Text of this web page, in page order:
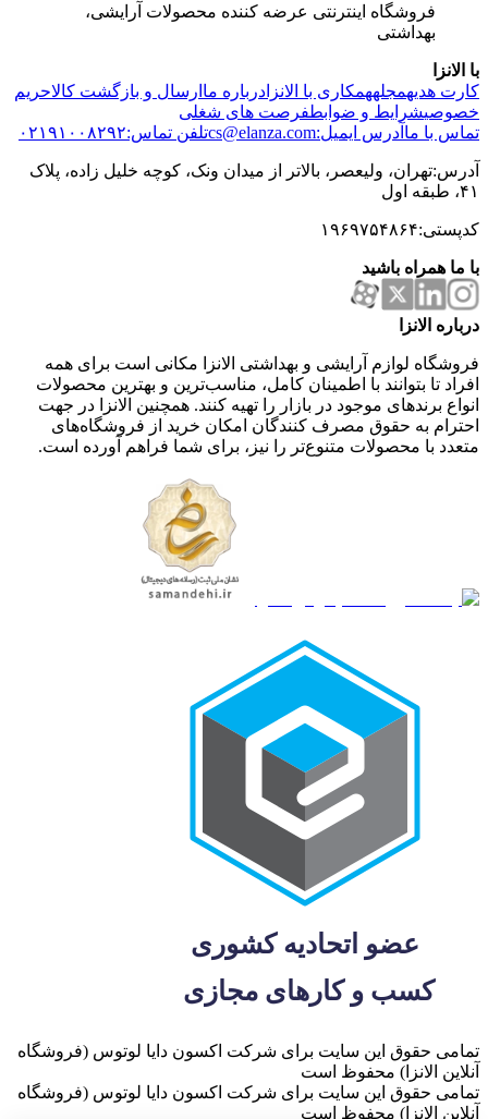
فروشگاه اینترنتی عرضه کننده محصولات آرایشی،
بهداشتی
با الانزا
کارت هدیهمجلههمکاری با الانزا درباره ما ارسال و بازگشت کالاحریم
خصوصیشرایط و ضوابطفرصت های شغلی
تماس با ما آدرس ایمیل:cs@elanza.com تلفن تماس:۰۲۱۹۱۰۰۸۲۹۲
آدرس:تهران، ولیعصر، بالاتر از میدان ونک، کوچه خلیل زاده، پلاک
۴۱، طبقه اول
کدپستی:۱۹۶۹۷۵۴۸۶۴
با ما همراه باشید
درباره الانزا
فروشگاه لوازم آرایشی و بهداشتی الانزا مکانی است برای همه
افراد تا بتوانند با اطمینان کامل، مناسب‌ترین و بهترین محصولات
انواع برندهای موجود در بازار را تهیه کنند. همچنین الانزا در جهت
احترام به حقوق مصرف کنندگان امکان خرید از فروشگاه‌های
متعدد با محصولات متنوع‌تر را نیز، برای شما فراهم آورده است.
تمامی حقوق این سایت برای شرکت اکسون دایا لوتوس (فروشگاه
آنلاین الانزا) محفوظ است
تمامی حقوق این سایت برای شرکت اکسون دایا لوتوس (فروشگاه
آنلاین الانزا) محفوظ است